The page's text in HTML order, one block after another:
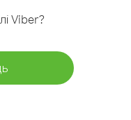
Viber?